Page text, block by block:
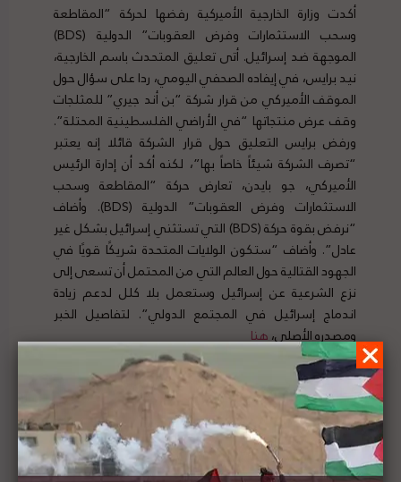
أكدت وزارة الخارجية الأميركية رفضها لحركة “المقاطعة
وسحب الاستثمارات وفرض العقوبات” الدولية (BDS)
الموجهة ضد إسرائيل. أتى تعليق المتحدث باسم الخارجية،
نيد برايس، في إيفاده الصحفي اليومي، ردا على سؤال حول
الموقف الأميركي من قرار شركة “بن أند جيري” للمثلجات
وقف عرض منتجاتها “في الأراضي الفلسطينية المحتلة”.
ورفض برايس التعليق حول قرار الشركة قائلا إنه يعتبر
“تصرف الشركة شيئاً خاصاً بها”، لكنه أكد أن إدارة الرئيس
الأميركي، جو بايدن، تعارض حركة “المقاطعة وسحب
الاستثمارات وفرض العقوبات” الدولية (BDS). وأضاف
“نرفض بقوة حركة (BDS) التي تستثني إسرائيل بشكل غير
عادل”. وأضاف “ستكون الولايات المتحدة شريكًا قويًا في
الجهود القتالية حول العالم التي من المحتمل أن تسعى إلى
نزع الشرعية عن إسرائيل وستعمل بلا كلل لدعم زيادة
اندماج إسرائيل في المجتمع الدولي”. لتفاصيل الخبر
ومصدره الأصلي،هنا
الجيش الإسرائيلي يحقق في مقتل فلسطيني تزامناً
مع مقطع فيديو لجندي ملثم يطلق النار باتجاه قرية
فلسطينية